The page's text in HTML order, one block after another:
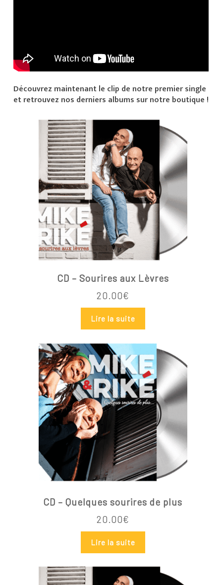
Votre panier est vide.
Go To Shop
Découvrez maintenant le clip de notre premier single
et retrouvez nos derniers albums sur notre boutique !
CD – Sourires aux Lèvres
20.00€
Lire la suite
CD – Quelques sourires de plus
20.00€
Lire la suite